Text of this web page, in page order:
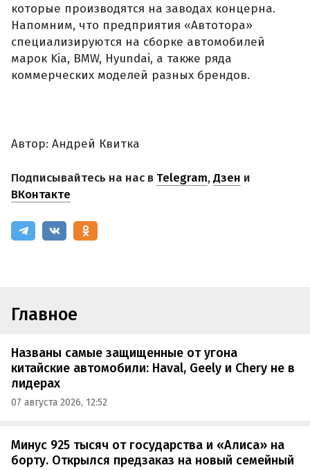
которые производятся на заводах концерна.
Напомним, что предприятия «Автотора»
специализируются на сборке автомобилей
марок Kia, BMW, Hyundai, а также ряда
коммерческих моделей разных брендов.
Автор: Андрей Квитка
Подписывайтесь на нас в Telegram,Дзен и
ВКонтакте
Главное
Названы самые защищенные от угона
китайские автомобили: Haval, Geely и Chery не в
лидерах
07 августа 2026, 12:52
Минус 925 тысяч от государства и «Алиса» на
борту. Открылся предзаказ на новый семейный